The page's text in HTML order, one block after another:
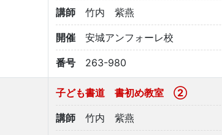
講師 竹内 紫燕
開催 安城アンフォーレ校
番号 263-980
子ども書道 書初め教室 ②
講師 竹内 紫燕